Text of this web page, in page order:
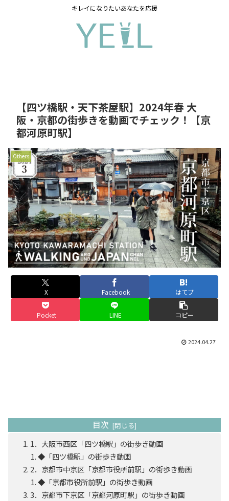
キレイになりたいあなたを応援
【四ツ橋駅・天下茶屋駅】2024年春 大
阪・京都の街歩きを動画でチェック！【京
都河原町駅】
Others
X Facebook はてブ
Pocket LINE コピー
2024.04.27
目次
1．大阪市西区「四ツ橋駅」の街歩き動画
◆「四ツ橋駅」の街歩き動画
2．京都市中京区「京都市役所前駅」の街歩き動画
◆「京都市役所前駅」の街歩き動画
3．京都市下京区「京都河原町駅」の街歩き動画